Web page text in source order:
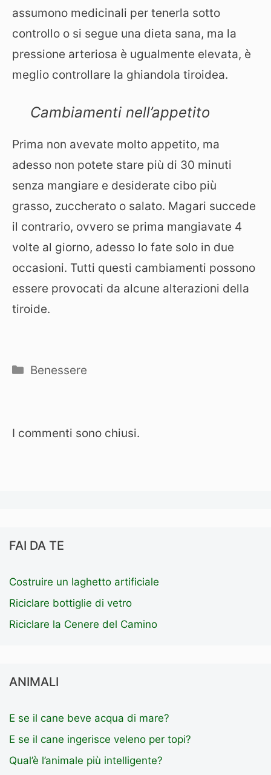
assumono medicinali per tenerla sotto
controllo o si segue una dieta sana, ma la
pressione arteriosa è ugualmente elevata, è
meglio controllare la ghiandola tiroidea.
Cambiamenti nell’appetito
Prima non avevate molto appetito, ma
adesso non potete stare più di 30 minuti
senza mangiare e desiderate cibo più
grasso, zuccherato o salato. Magari succede
il contrario, ovvero se prima mangiavate 4
volte al giorno, adesso lo fate solo in due
occasioni. Tutti questi cambiamenti possono
essere provocati da alcune alterazioni della
tiroide.
Categorie
Benessere
I commenti sono chiusi.
FAI DA TE
Costruire un laghetto artificiale
Riciclare bottiglie di vetro
Riciclare la Cenere del Camino
ANIMALI
E se il cane beve acqua di mare?
E se il cane ingerisce veleno per topi?
Qual’è l’animale più intelligente?